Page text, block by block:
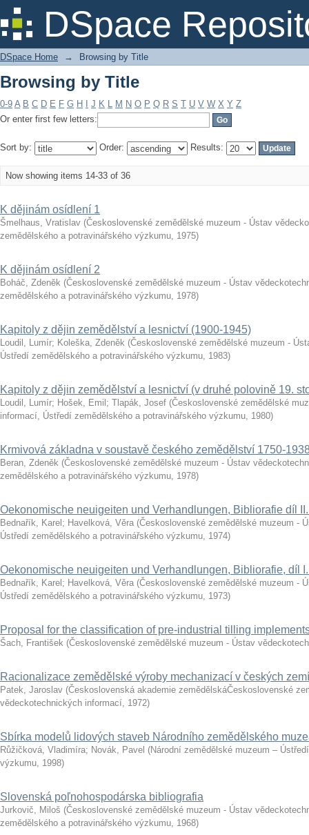
DSpace
Browsing by Title
DSpace Home → Browsing by Title
Browsing by Title
0-9 A B C D E F G H J K L M N O P Q R S T U V W X Y Z
Or enter first few letters:
Sort by: Order: Results:
Now showing items 14-33 of 36
K dějinám osídlení 1
Šmelhaus, Vratislav (Československé zemědělské muzeum - Ústav
zemědělského a potravinářského výzkumu, 1975)
K dějinám osídlení 2
Boháč, Zdeněk (Československé zemědělské muzeum - Ústav
zemědělského a potravinářského výzkumu, 1978)
Kapitoly z dějin zemědělství a lesnictví (1900-1945)
Loudil, Lumír; Koleška, Zdeněk (Československé zemědělské muzeum -
Ústředí zemědělského a potravinářského výzkumu, 1983)
Kapitoly z dějin zemědělství a lesnictví (v druhé polovině 19.
Loudil, Lumír; Hošek, Emil ; Tlapák, Josef (Československé zemědělské
informací, Ústředí zemědělského a potravinářského výzkumu, 1980)
Krmivová základna v soustavě českého zemědělství 1750-
Beran, Zdeněk (Československé zemědělské muzeum - Ústav
zemědělského a potravinářského výzkumu, 1978)
Oekonomische neuigeiten und Verhandlungen, Bibliorafie díl
Bednařík, Karel ; Havelková, Věra (Československé zemědělské muzeum -
Ústředí zemědělského a potravinářského výzkumu, 1974)
Oekonomische neuigeiten und Verhandlungen, Bibliorafie, díl
Bednařík, Karel ; Havelková, Věra (Československé zemědělské muzeum -
Ústředí zemědělského a potravinářského výzkumu, 1973)
Proposal for the classification of pre-industrial tilling
Šach, František (Československé zemědělské muzeum - Ústav
Racionalizace zemědělské výroby mechanizací v českých
Patek, Jaroslav (Československá akademie zemědělskáČeskoslovenské
vědeckotechnických informací, 1972)
Sbírka modelů lidových staveb Národního zemědělského
Růžičková, Vladimíra; Novák, Pavel (Národní zemědělské muzeum –
výzkumu, 1998)
Slovenská poľnohospodárska bibliografia
Jurkovič, Miloš (Československé zemědělské muzeum - Ústav
zemědělského a potravinářského výzkumu, 1968)